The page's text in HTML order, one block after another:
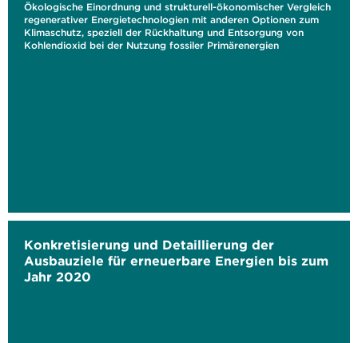
Ökologische Einordnung und strukturell-ökonomischer Vergleich
regenerativer Energietechnologien mit anderen Optionen zum
Klimaschutz, speziell der Rückhaltung und Entsorgung von
Kohlendioxid bei der Nutzung fossiler Primärenergien
Konkretisierung und Detaillierung der
Ausbauziele für erneuerbare Energien bis zum
Jahr 2020